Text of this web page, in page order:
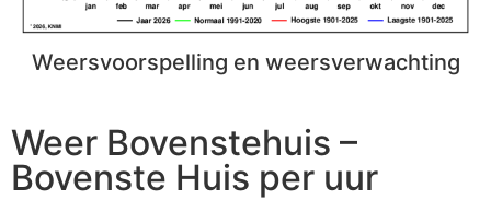
Weersvoorspelling en weersverwachting
Weer Bovenstehuis –
Bovenste Huis per uur